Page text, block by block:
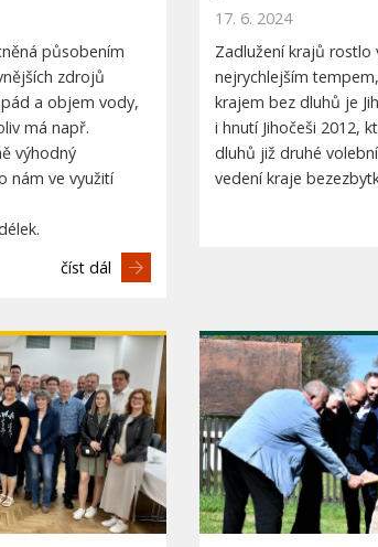
působením
zdrojů
a objem vody,
má např.
výhodný
nám ve využití
číst dál
17. 6. 2024
Zadlužení krajů rostlo
nejrychlejším
krajem bez dluhů je
i hnutí Jihočeši 2012,
dluhů již druhé
vedení kraje